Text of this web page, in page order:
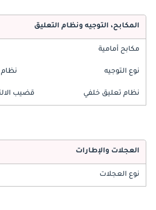
المكابح، التوجيه ونظام التعليق
مكابح أمامية
نوع التوجيه نظام
نظام تعليق خلفي قضيب
العجلات والإطارات
نوع العجلات